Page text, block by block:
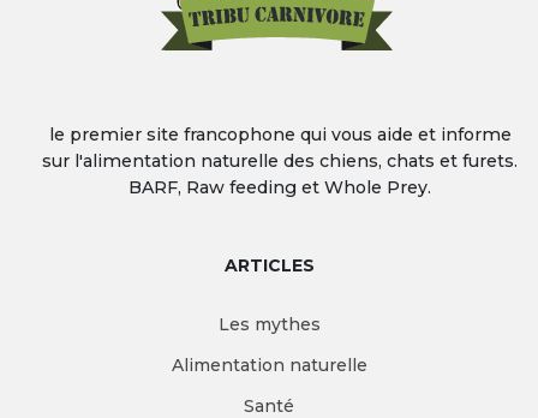
le premier site francophone qui vous aide et informe
sur l'alimentation naturelle des chiens, chats et furets.
BARF, Raw feeding et Whole Prey.
ARTICLES
Les mythes
Alimentation naturelle
Santé